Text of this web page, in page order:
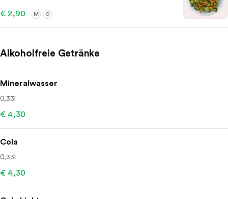
€ 2,90 M O
Alkoholfreie Getränke
Mineralwasser
0,33l
€ 4,30
Cola
0,33l
€ 4,30